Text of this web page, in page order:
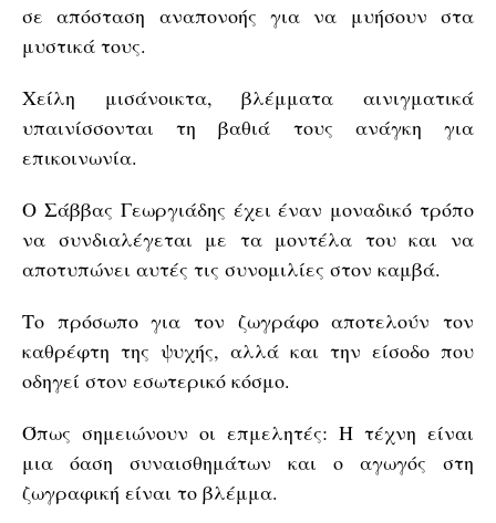
σε απόσταση αναπονοής για να μυήσουν στα
μυστικά τους.
Χείλη μισάνοικτα, βλέμματα αινιγματικά
υπαινίσσονται τη βαθιά τους ανάγκη για
επικοινωνία.
Ο Σάββας Γεωργιάδης έχει έναν μοναδικό τρόπο
να συνδιαλέγεται με τα μοντέλα του και να
αποτυπώνει αυτές τις συνομιλίες στον καμβά.
Το πρόσωπο για τον ζωγράφο αποτελούν τον
καθρέφτη της ψυχής, αλλά και την είσοδο που
οδηγεί στον εσωτερικό κόσμο.
Όπως σημειώνουν οι επμελητές: Η τέχνη είναι
μια όαση συναισθημάτων και ο αγωγός στη
ζωγραφική είναι το βλέμμα.